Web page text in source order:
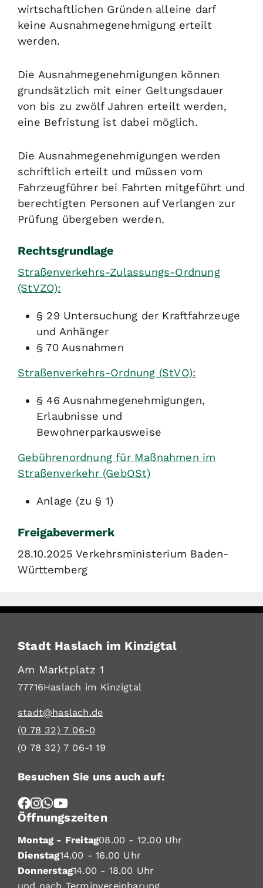
wirtschaftlichen Gründen alleine darf
keine Ausnahmegenehmigung erteilt
werden.
Die Ausnahmegenehmigungen können
grundsätzlich mit einer Geltungsdauer
von bis zu zwölf Jahren erteilt werden,
eine Befristung ist dabei möglich.
Die Ausnahmegenehmigungen werden
schriftlich erteilt und müssen vom
Fahrzeugführer bei Fahrten mitgeführt und
berechtigten Personen auf Verlangen zur
Prüfung übergeben werden.
Rechtsgrundlage
Straßenverkehrs-Zulassungs-Ordnung
(StVZO):
§ 29 Untersuchung der Kraftfahrzeuge
und Anhänger
§ 70 Ausnahmen
Straßenverkehrs-Ordnung (StVO):
§ 46 Ausnahmegenehmigungen,
Erlaubnisse und
Bewohnerparkausweise
Gebührenordnung für Maßnahmen im
Straßenverkehr (GebOSt)
Anlage (zu § 1)
Freigabevermerk
28.10.2025 Verkehrsministerium Baden-
Württemberg
Stadt Haslach im Kinzigtal
Am Marktplatz 1
77716Haslach im Kinzigtal
stadt@haslach.de
(0 78 32) 7 06-0
(0 78 32) 7 06-1 19
Besuchen Sie uns auch auf:
Öffnungszeiten
Montag - Freitag08.00 - 12.00 Uhr
Dienstag14.00 - 16.00 Uhr
Donnerstag14.00 - 18.00 Uhr